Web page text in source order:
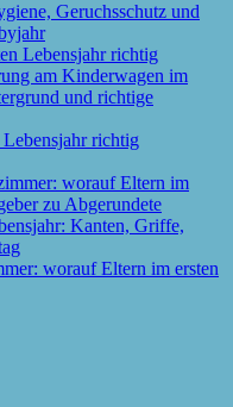
Geruchsschutz und
richtig
worauf Eltern im ersten